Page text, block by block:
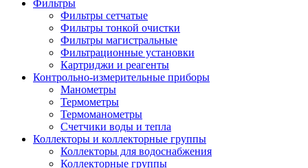
Фильтры
Фильтры сетчатые
Фильтры тонкой очистки
Фильтры магистральные
Фильтрационные установки
Картриджи и реагенты
Контрольно-измерительные приборы
Манометры
Термометры
Термоманометры
Счетчики воды и тепла
Коллекторы и коллекторные группы
Коллекторы для водоснабжения
Коллекторные группы